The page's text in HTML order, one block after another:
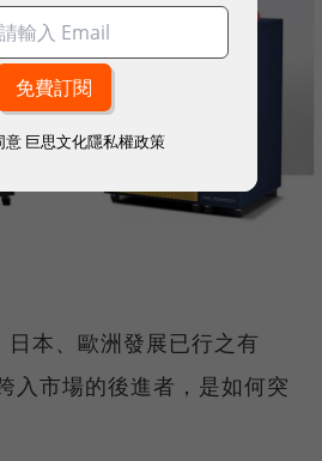
本、歐洲發展已行之有
入市場的後進者，是如何突
意 巨思文化隱私權政策